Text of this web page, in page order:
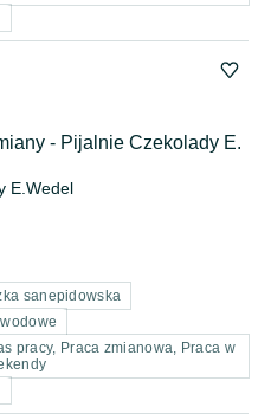
- Pijalnie Czekolady E.
E.Wedel
sanepidowska
pracy, Praca zmianowa, Praca w